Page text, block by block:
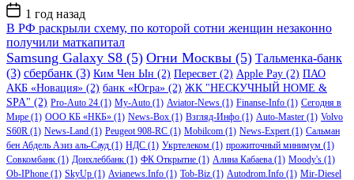
Дата
записи
1 год назад
В РФ раскрыли схему, по которой сотни женщин незаконно
получили маткапитал
Samsung Galaxy S8 (5) Огни Москвы (5) Тальменка-банк
(3) сбербанк (3) Ким Чен Ын (2) Пересвет (2) Apple Pay (2) ПАО
АКБ «Новация» (2) банк «Югра» (2) ЖК "НЕСКУЧНЫЙ HOME &
SPA" (2) Pro-Auto 24 (1) My-Auto (1) Aviator-News (1) Finanse-Info (1) Сегодня в
Мире (1) ООО КБ «НКБ» (1) News-Box (1) Взгляд-Инфо (1) Auto-Master (1) Volvo
S60R (1) News-Land (1) Peugeot 908-RC (1) Mobilcom (1) News-Expert(1) Сальман
бен Абдель Азиз аль-Сауд (1) НДС (1) Укртелеком (1) прожиточный минимум (1)
Совкомбанк (1) Донхлеббанк (1) ФК Открытие (1) Алина Кабаева (1) Moody's (1)
Ob-IPhone (1) SkyUp (1) Avianews.Info (1) Tob-Biz (1) Autodrom.Info (1) Mir-Diesel